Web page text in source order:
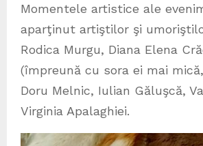
Momentele artistice ale
aparţinut artiştilor şi
Rodica Murgu, Diana Elena
(împreună cu sora ei mai
Doru Melnic, Iulian Găluşcă,
Virginia Apalaghiei.